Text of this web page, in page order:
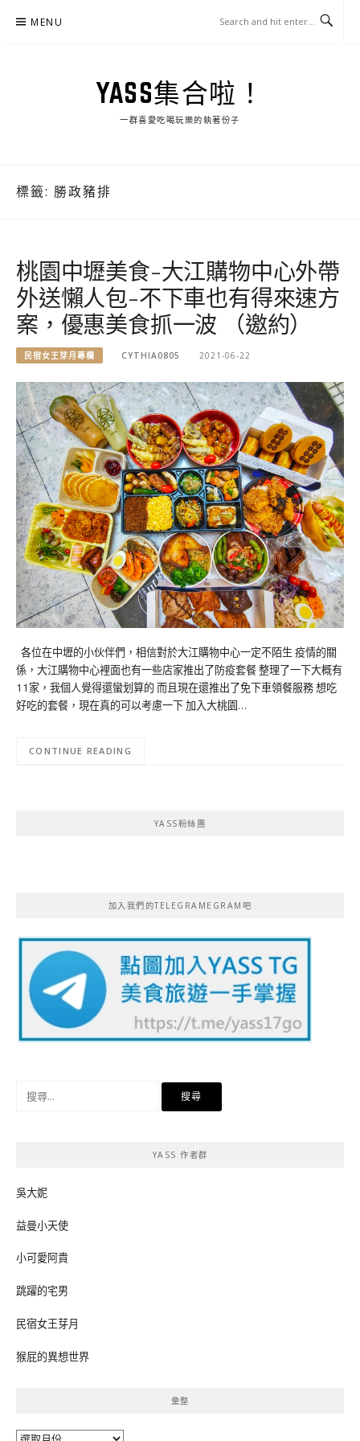
MENU
YASS集合啦！
一群喜愛吃喝玩樂的執著份子
標籤: 勝政豬排
桃園中壢美食-大江購物中心外帶
外送懶人包-不下車也有得來速方
案，優惠美食抓一波 （邀約）
民宿女王芽月專欄 CYTHIA0805 2021-06-22
各位在中壢的小伙伴們，相信對於大江購物中心一定不陌生 疫情的關
係，大江購物中心裡面也有一些店家推出了防疫套餐 整理了一下大概有
11家，我個人覺得還蠻划算的 而且現在還推出了免下車領餐服務 想吃
好吃的套餐，現在真的可以考慮一下 加入大桃園…
CONTINUE READING
YASS粉絲團
加入我們的TELEGRAMEGRAM吧
YASS 作者群
吳大妮
益曼小天使
小可愛阿貴
跳躍的宅男
民宿女王芽月
猴屁的異想世界
彙整
彙